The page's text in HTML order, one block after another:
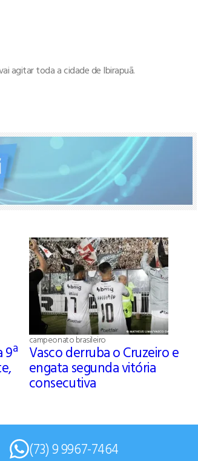
agitar toda a cidade de Ibirapuã.
9ª
campeonato brasileiro
Vasco derruba o Cruzeiro e
engata segunda vitória
consecutiva
(73) 9 9967-7464